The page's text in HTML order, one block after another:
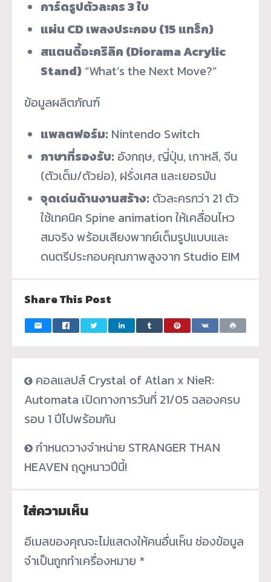
การ์ดรูปตัวละคร 3 ใบ
แผ่น CD เพลงประกอบ (15 แทร็ก)
สแตนดี้อะคริลิค (Diorama Acrylic
Stand)“What’s the Next Move?”
ข้อมูลผลิตภัณฑ์
แพลตฟอร์ม: Nintendo Switch
ภาษาที่รองรับ: อังกฤษ, ญี่ปุ่น, เกาหลี, จีน
(ตัวเต็ม/ตัวย่อ), ฝรั่งเศส และเยอรมัน
จุดเด่นด้านงานสร้าง: ตัวละครกว่า 21 ตัว
ใช้เทคนิค Spine animation ให้เคลื่อนไหว
สมจริง พร้อมเสียงพากย์เต็มรูปแบบและ
ดนตรีประกอบคุณภาพสูงจาก Studio EIM
Share This Post
คอลแลปส์ Crystal of Atlan x NieR:
Automata เปิดทางการวันที่ 21/05 ฉลองครบ
รอบ 1 ปีไปพร้อมกัน
กำหนดวางจำหน่าย STRANGER THAN
HEAVEN ฤดูหนาวปีนี้!
ใส่ความเห็น
อีเมลของคุณจะไม่แสดงให้คนอื่นเห็น ช่องข้อมูล
จำเป็นถูกทำเครื่องหมาย *